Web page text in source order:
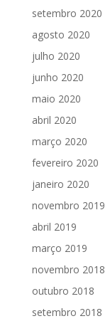
setembro 2020
agosto 2020
julho 2020
junho 2020
maio 2020
abril 2020
março 2020
fevereiro 2020
janeiro 2020
novembro 2019
abril 2019
março 2019
novembro 2018
outubro 2018
setembro 2018